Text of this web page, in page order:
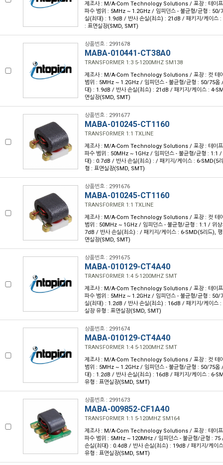
제조사 : M/A-Com Technology Solutions / 포장 : 테이
파수 범위 : 5MHz ~ 1.2GHz / 임피던스 - 불균형/균형 : 50/
실(최대) : 1.9dB / 반사 손실(최소) : 21dB / 패키지/케이스
: 표면실장(SMD, SMT)
상품번호 : 2991678
MABA-010441-CT38A0
TRANSFORMER 1:3 5-1200MHZ SM138
제조사 : M/A-Com Technology Solutions / 포장 : 컷 테
범위 : 5MHz ~ 1.2GHz / 임피던스 - 불균형/균형 : 50/75옴
대) : 1.9dB / 반사 손실(최소) : 21dB / 패키지/케이스 : 4-
면실장(SMD, SMT)
상품번호 : 2991677
MABA-010245-CT1160
TRANSFORMER 1:1 TXLINE
제조사 : M/A-Com Technology Solutions / 포장 : 테이
파수 범위 : 50MHz ~ 1GHz / 임피던스 - 불균형/균형 : 1:1
대) : 0.7dB / 반사 손실(최소) : / 패키지/케이스 : 6-SMD(5
형 : 표면실장(SMD, SMT)
상품번호 : 2991676
MABA-010245-CT1160
TRANSFORMER 1:1 TXLINE
제조사 : M/A-Com Technology Solutions / 포장 : 컷 테
범위 : 50MHz ~ 1GHz / 임피던스 - 불균형/균형 : 1:1 / 위
7dB / 반사 손실(최소) : / 패키지/케이스 : 6-SMD(5리드),
면실장(SMD, SMT)
상품번호 : 2991675
MABA-010129-CT4A40
TRANSFORMER 1:4 5-1200MHZ SMT
제조사 : M/A-Com Technology Solutions / 포장 : 테이
파수 범위 : 5MHz ~ 1.2GHz / 임피던스 - 불균형/균형 : 50/
실(최대) : 1.2dB / 반사 손실(최소) : 16dB / 패키지/케이스
실장 유형 : 표면실장(SMD, SMT)
상품번호 : 2991674
MABA-010129-CT4A40
TRANSFORMER 1:4 5-1200MHZ SMT
제조사 : M/A-Com Technology Solutions / 포장 : 컷 테
범위 : 5MHz ~ 1.2GHz / 임피던스 - 불균형/균형 : 50/75옴
대) : 1.2dB / 반사 손실(최소) : 16dB / 패키지/케이스 : 6-
유형 : 표면실장(SMD, SMT)
상품번호 : 2991673
MABA-009852-CF1A40
TRANSFORMER 1:1 5-120MHZ SM164
제조사 : M/A-Com Technology Solutions / 포장 : 테이
파수 범위 : 5MHz ~ 120MHz / 임피던스 - 불균형/균형 :
손실(최대) : 0.4dB / 반사 손실(최소) : 19dB / 패키지/케이
유형 : 표면실장(SMD, SMT)